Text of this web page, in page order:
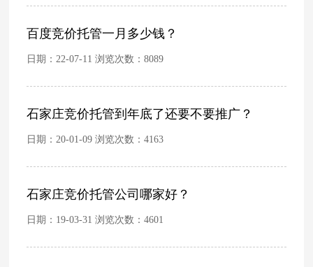
百度竞价托管一月多少钱？
日期：22-07-11 浏览次数：8089
石家庄竞价托管到年底了还要不要推广？
日期：20-01-09 浏览次数：4163
石家庄竞价托管公司哪家好？
日期：19-03-31 浏览次数：4601